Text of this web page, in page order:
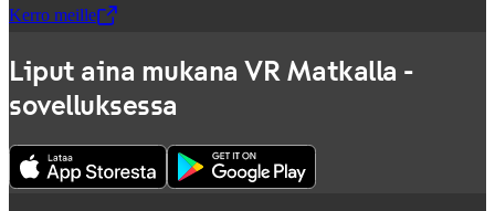
Kerro meille
,Avataan uudessa välilehdessä
Liput aina mukana VR Matkalla -
sovelluksessa